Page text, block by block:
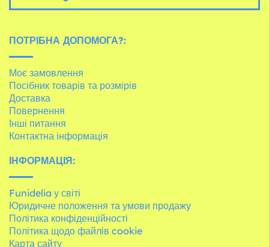
ПОТРІБНА ДОПОМОГА?:
Моє замовлення
Посібник товарів та розмірів
Доставка
Повернення
Інші питання
Контактна інформація
ІНФОРМАЦІЯ:
Funidelia у світі
Юридичне положення та умови продажу
Політика конфіденційності
Політика щодо файлів cookie
Карта сайту